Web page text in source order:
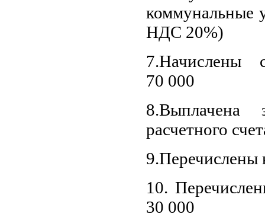
коммунальные
НДС 20%)
7.Начислены
70 000
8.Выплачена
расчетного
9.Перечислены
10.
30 000